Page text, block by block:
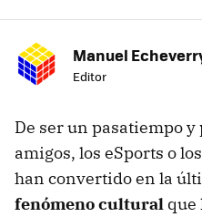
Manuel
Editor
De ser un pasatiempo
amigos, los eSports o
han convertido en la
fenómeno cultural que